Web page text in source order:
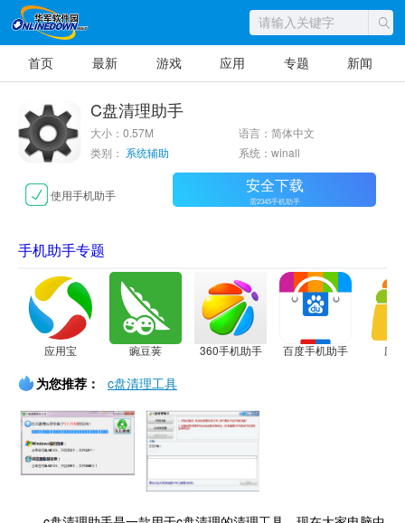
首页 最新 游戏 应用 专题 新闻
C盘清理助手
大小：0.57M
语言：简体中文
类别： 系统辅助 系统：winall
使用手机助手 安全下载
需2345手机助手
手机助手专题
应用宝 豌豆荚 360手机助手 百度手机助手 应
为您推荐： c盘清理工具